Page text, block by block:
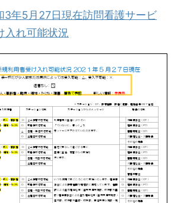
3年5月27日現在訪問看護サービ
入れ可能状況